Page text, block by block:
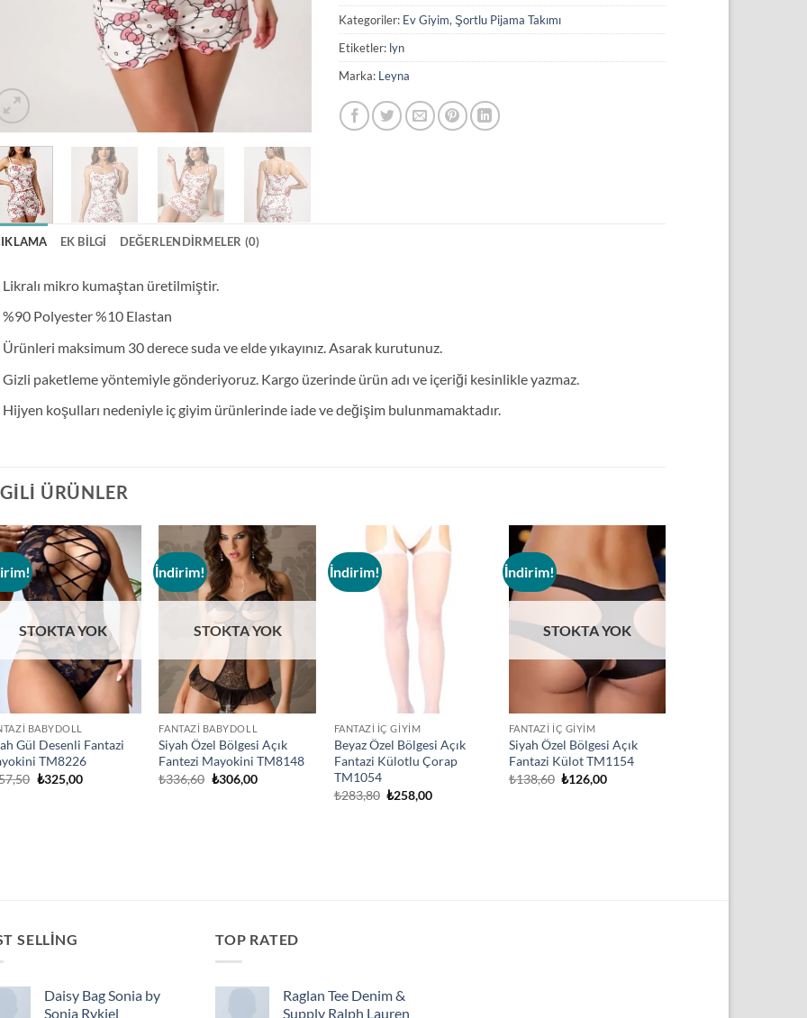
Kategoriler: Ev Giyim, Şortlu Pijama Takımı
Etiketler: lyn
Marka: Leyna
EK BILGI DEĞERLENDIRMELER (0)
Likralı mikro kumaştan üretilmiştir.
%90 Polyester %10 Elastan
Ürünleri maksimum 30 derece suda ve elde yıkayınız. Asarak kurutunuz.
Gizli paketleme yöntemiyle gönderiyoruz. Kargo üzerinde ürün adı ve içeriği kesinlikle yazmaz.
Hijyen koşulları nedeniyle iç giyim ürünlerinde iade ve değişim bulunmamaktadır.
ÜRÜNLER
Add to
wishlist
STOKTA YOK
BABYDOLL
Gül Desenli Fantazi
TM8226
Orijinal
₺325,00Şu
İndirim!
Add to
wishlist
STOKTA YOK
FANTAZI BABYDOLL
Siyah Özel Bölgesi Açık
Fantezi Mayokini TM8148
₺336,60 Orijinal
₺306,00Şu
İndirim!
wishlist
FANTAZI İÇ GIYIM
Beyaz Özel Bölgesi Açık
Fantazi Külotlu Çorap
TM1054
₺283,80 Orijinal
₺258,00Şu
İndirim!
wishlist
STOKTA YOK
FANTAZI İÇ GIYIM
Siyah Özel Bölgesi Açık
Fantazi Külot TM1154
₺138,60 Orijinal
₺126,00Şu
SELLING
Daisy Bag Sonia by
Sonia Rykiel
TOP RATED
Raglan Tee Denim &
Supply Ralph Lauren